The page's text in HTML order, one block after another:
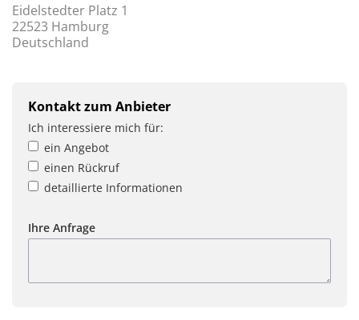
Eidelstedter Platz 1
22523 Hamburg
Deutschland
Kontakt zum Anbieter
Ich interessiere mich für:
ein Angebot
einen Rückruf
detaillierte Informationen
Ihre Anfrage